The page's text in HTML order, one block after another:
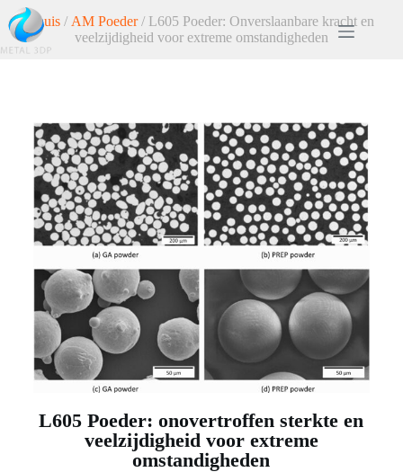
Thuis / AM Poeder/ L605 Poeder: Onverslaanbare kracht en
veelzijdigheid voor extreme omstandigheden
L605 Poeder: onovertroffen sterkte en
veelzijdigheid voor extreme
omstandigheden